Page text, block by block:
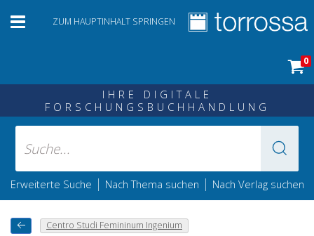
ZUM HAUPTINHALT SPRINGEN
0
IHRE DIGITALE
FORSCHUNGSBUCHHANDLUNG
Erweiterte Suche | Nach Thema suchen | Nach Verlag suchen
Centro Studi Femininum Ingenium